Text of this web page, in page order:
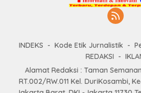
INDEKS Kode Etik Jurnalistik
REDAKSI
Alamat Redaksi : Taman
RT.002/RW.011 Kel. DuriKosambi,